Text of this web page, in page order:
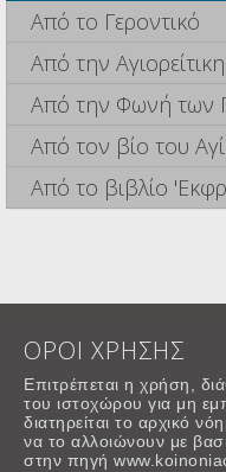
Από το Γεροντικό
Από την
Από την Φωνή των
Από τον βίο του
Από το βιβλίο
ΟΡΟΙ ΧΡΗΣΗΣ
Επιτρέπεται η χρήση,
του ιστοχώρου για μη
διατηρείται το αρχικό
να το αλλοιώνουν με
στην πηγή